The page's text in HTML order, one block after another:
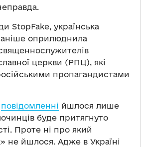
StopFake, українська
оприлюднила
церкви (РПЦ), які
пропагандистами
повідомленні йшлося лише
буде притягнуто
Проте ні про який
не йшлося. Адже в Україні